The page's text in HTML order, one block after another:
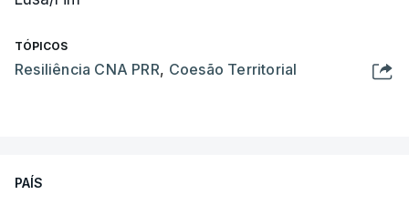
TÓPICOS
Resiliência CNA PRR, Coesão Territorial
PAÍS